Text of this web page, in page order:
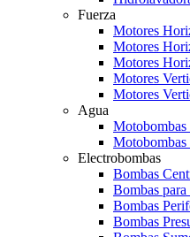
Fuerza
Motores
Motores
Motores
Motores
Motores
Agua
Motobombas
Motobombas
Electrobombas
Bombas
Bombas para
Bombas
Bombas